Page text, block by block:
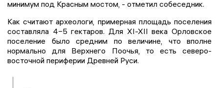
минимум под Красным мостом, - отметил собеседник.
Как считают археологи, примерная площадь поселения
составляла 4−5 гектаров. Для XI-XII века Орловское
поселение было средним по величине, что вполне
нормально для Верхнего Поочья, то есть северо-
восточной периферии Древней Руси.